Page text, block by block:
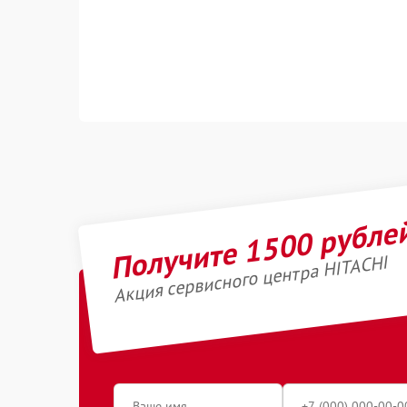
Получите 1500
Акция сервисного центра HITACHI